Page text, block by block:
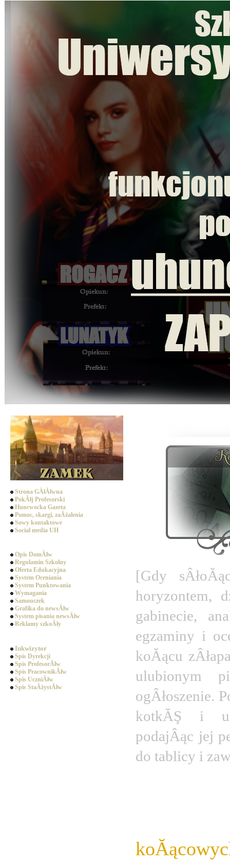
Strona GÂłĂłwna
PokĂłj Profesorski
Huncwocka Gazeta
Pomoc, skargi, zaÂżalenia
Sowy kontaktowe
Social media UH
Opis DomĂłw
Regulamin Szkolny
Oferta Edukacyjna
System Oceniania
System Punktowania
Wymagania
Samouczek
Grafika do newsĂłw
System pisania newsĂłw
Reklamy szkoÂły
Inkwizytor
Spis Dyrekcji
Spis ProfesorĂłw
Spis PracownikĂłw
Spis UczniĂłw
Spis StaÂżystĂłw
[Gdy
horyzontem,
gabinecie,
egzaminy i
koĂącu
ulubionym
ogÂłoszenie.
kotkĂŞ i
podajÂąc jej
do tablicy i